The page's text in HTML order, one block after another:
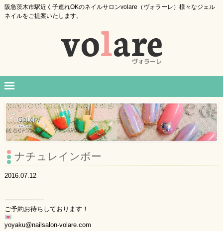
阪急茨木市駅近く子連れOKのネイルサロンvolare（ヴォラーレ）様々なジェル
ネイルをご提案いたします。
ナチュレインボー
2016.07.12
--------------------
ご予約お待ちしております！
yoyaku@nailsalon-volare.com